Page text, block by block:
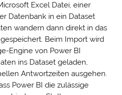
Excel Datei, einer
Datenbank in ein Dataset
wandern dann direkt in das
Beim Import wird
Engine von Power BI
ins Dataset geladen,
Antwortzeiten ausgehen.
Power BI die zulässige